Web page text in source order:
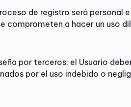
de registro será personal
comprometen a hacer un uso
por terceros, el Usuario
por el uso indebido o